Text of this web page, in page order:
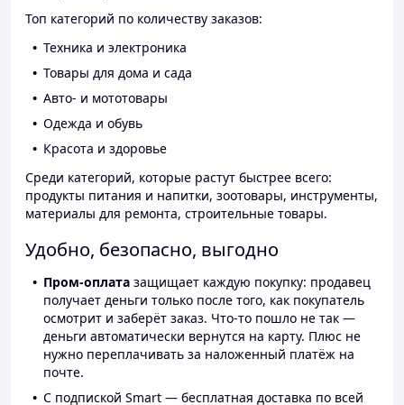
Топ категорий по количеству заказов:
Техника и электроника
Товары для дома и сада
Авто- и мототовары
Одежда и обувь
Красота и здоровье
Среди категорий, которые растут быстрее всего:
продукты питания и напитки, зоотовары, инструменты,
материалы для ремонта, строительные товары.
Удобно, безопасно, выгодно
Пром-оплата защищает каждую покупку: продавец
получает деньги только после того, как покупатель
осмотрит и заберёт заказ. Что-то пошло не так —
деньги автоматически вернутся на карту. Плюс не
нужно переплачивать за наложенный платёж на
почте.
С подпиской Smart — бесплатная доставка по всей